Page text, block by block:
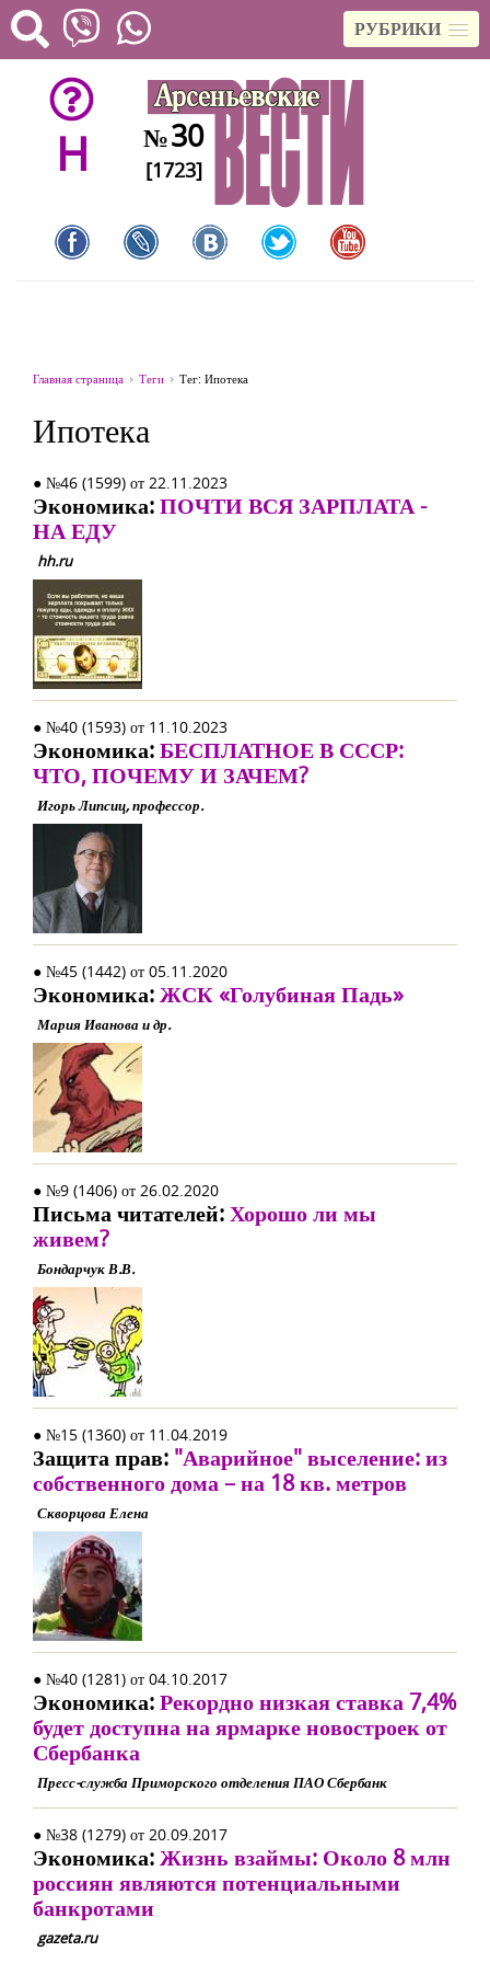
РУБРИКИ
H №30
[1723]
Главная страница Теги Тег: Ипотека
Ипотека
● №46 (1599) от 22.11.2023
Экономика:ПОЧТИ ВСЯ ЗАРПЛАТА -
НА ЕДУ
hh.ru
● №40 (1593) от 11.10.2023
Экономика:БЕСПЛАТНОЕ В СССР:
ЧТО, ПОЧЕМУ И ЗАЧЕМ?
Игорь Липсиц, профессор.
● №45 (1442) от 05.11.2020
Экономика:ЖСК «Голубиная Падь»
Мария Иванова и др.
● №9 (1406) от 26.02.2020
Письма читателей:Хорошо ли мы
живем?
Бондарчук В.В.
● №15 (1360) от 11.04.2019
Защита прав: "Аварийное" выселение: из
собственного дома – на 18 кв. метров
Скворцова Елена
● №40 (1281) от 04.10.2017
Экономика:Рекордно низкая ставка 7,4%
будет доступна на ярмарке новостроек от
Сбербанка
Пресс-служба Приморского отделения ПАО Сбербанк
● №38 (1279) от 20.09.2017
Экономика:Жизнь взаймы: Около 8 млн
россиян являются потенциальными
банкротами
gazeta.ru